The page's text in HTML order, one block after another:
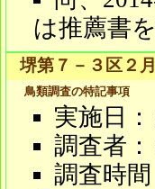
は推薦書
堺第７－３区２
鳥類調査の特記事項
実施日
調査者：
調査時